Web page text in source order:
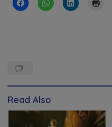
Read Also